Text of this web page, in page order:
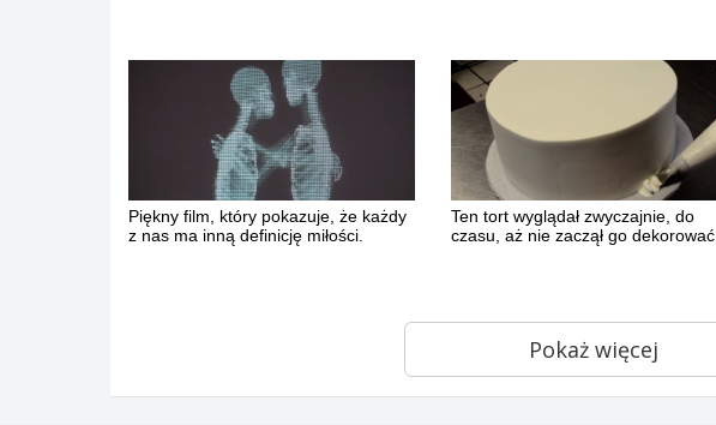
Piękny film, który pokazuje, że każdy
z nas ma inną definicję miłości.
Ten tort wyglądał zwyczajnie, do
czasu, aż nie zaczął go dekorować.
Pokaż więcej